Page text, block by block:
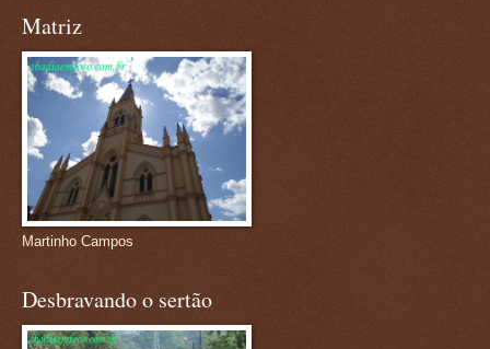
Matriz
Martinho Campos
Desbravando o sertão